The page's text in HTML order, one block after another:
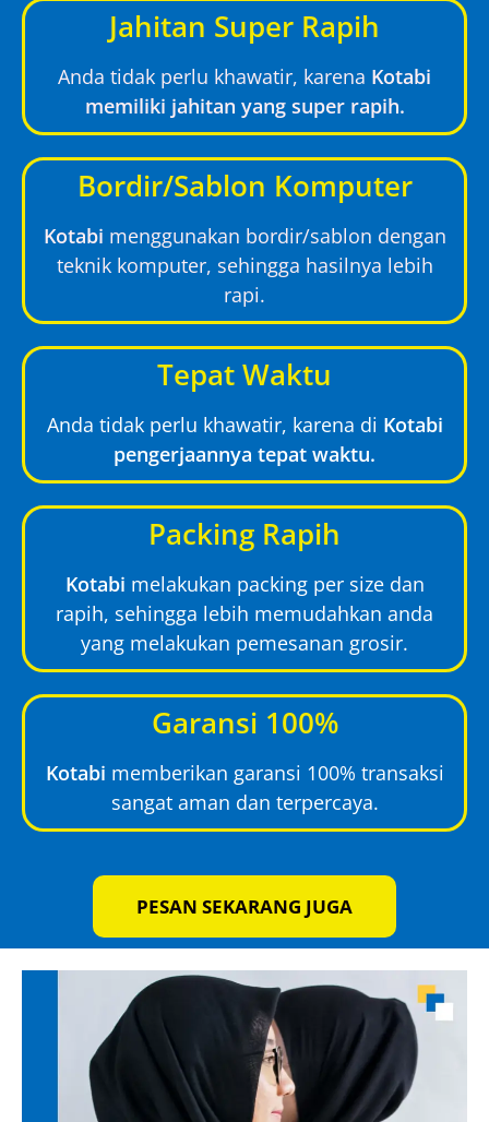
Jahitan Super Rapih
Anda tidak perlu khawatir, karena Kotabi
memiliki jahitan yang super rapih.
Bordir/Sablon Komputer
Kotabi menggunakan bordir/sablon dengan
teknik komputer, sehingga hasilnya lebih
rapi.
Tepat Waktu
Anda tidak perlu khawatir, karena di Kotabi
pengerjaannya tepat waktu.
Packing Rapih
Kotabi melakukan packing per size dan
rapih, sehingga lebih memudahkan anda
yang melakukan pemesanan grosir.
Garansi 100%
Kotabi memberikan garansi 100% transaksi
sangat aman dan terpercaya.
PESAN SEKARANG JUGA